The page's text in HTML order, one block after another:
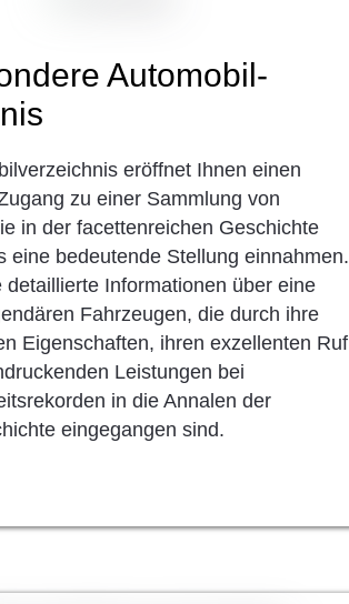
Automobil-
eröffnet Ihnen einen
zu einer Sammlung von
in der facettenreichen Geschichte
eine bedeutende Stellung einnahmen.
detaillierte Informationen über eine
Fahrzeugen, die durch ihre
Eigenschaften, ihren exzellenten Ruf
Leistungen bei
in die Annalen der
eingegangen sind.